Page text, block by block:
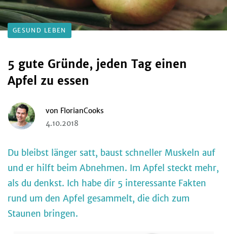
GESUND LEBEN
5 gute Gründe, jeden Tag einen
Apfel zu essen
von FlorianCooks
4.10.2018
Du bleibst länger satt, baust schneller Muskeln auf
und er hilft beim Abnehmen. Im Apfel steckt mehr,
als du denkst. Ich habe dir 5 interessante Fakten
rund um den Apfel gesammelt, die dich zum
Staunen bringen.